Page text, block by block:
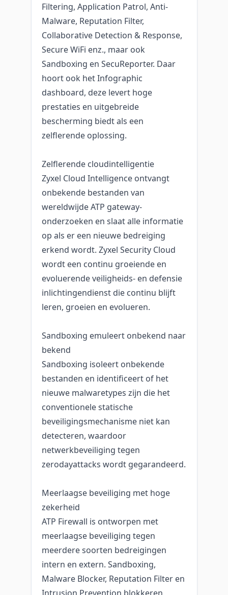
Filtering, Application Patrol, Anti-
Malware, Reputation Filter,
Collaborative Detection & Response,
Secure WiFi enz., maar ook
Sandboxing en SecuReporter. Daar
hoort ook het Infographic
dashboard, deze levert hoge
prestaties en uitgebreide
bescherming biedt als een
zelflerende oplossing.
Zelflerende cloudintelligentie
Zyxel Cloud Intelligence ontvangt
onbekende bestanden van
wereldwijde ATP gateway-
onderzoeken en slaat alle informatie
op als er een nieuwe bedreiging
erkend wordt. Zyxel Security Cloud
wordt een continu groeiende en
evoluerende veiligheids- en defensie
inlichtingendienst die continu blijft
leren, groeien en evolueren.
Sandboxing emuleert onbekend naar
bekend
Sandboxing isoleert onbekende
bestanden en identificeert of het
nieuwe malwaretypes zijn die het
conventionele statische
beveiligingsmechanisme niet kan
detecteren, waardoor
netwerkbeveiliging tegen
zerodayattacks wordt gegarandeerd.
Meerlaagse beveiliging met hoge
zekerheid
ATP Firewall is ontworpen met
meerlaagse beveiliging tegen
meerdere soorten bedreigingen
intern en extern. Sandboxing,
Malware Blocker, Reputation Filter en